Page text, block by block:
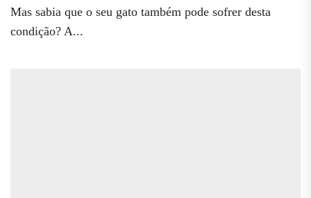
Mas sabia que o seu gato também pode sofrer desta
condição? A...